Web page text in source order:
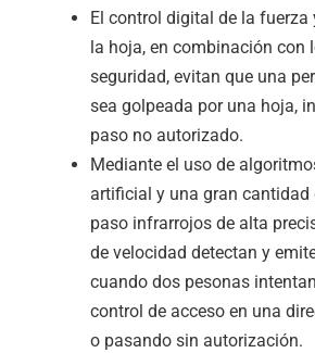
El control digital de la fuerza
la hoja, en combinación con
seguridad, evitan que una
sea golpeada por una hoja,
paso no autorizado.
Mediante el uso de
artificial y una gran cantidad
paso infrarrojos de alta
de velocidad detectan y
cuando dos pesonas
control de acceso en una
o pasando sin autorización.